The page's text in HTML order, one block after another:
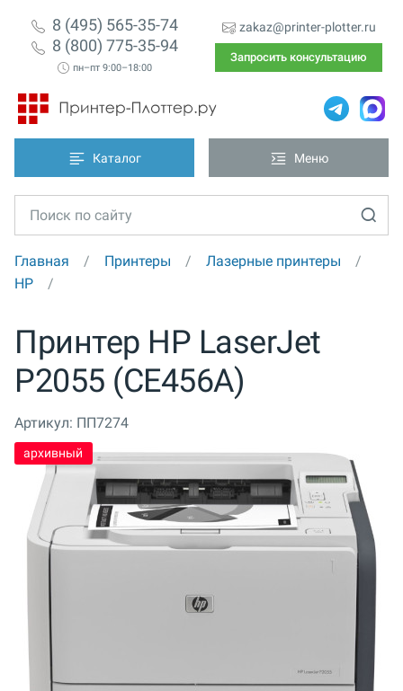
8 (495) 565-35-74
8 (800) 775-35-94
пн–пт 9:00–18:00
zakaz@printer-plotter.ru
Запросить консультацию
Каталог Меню
Главная Принтеры
Лазерные принтеры
HP
Принтер HP LaserJet
P2055 (CE456A)
Артикул: ПП7274
архивный